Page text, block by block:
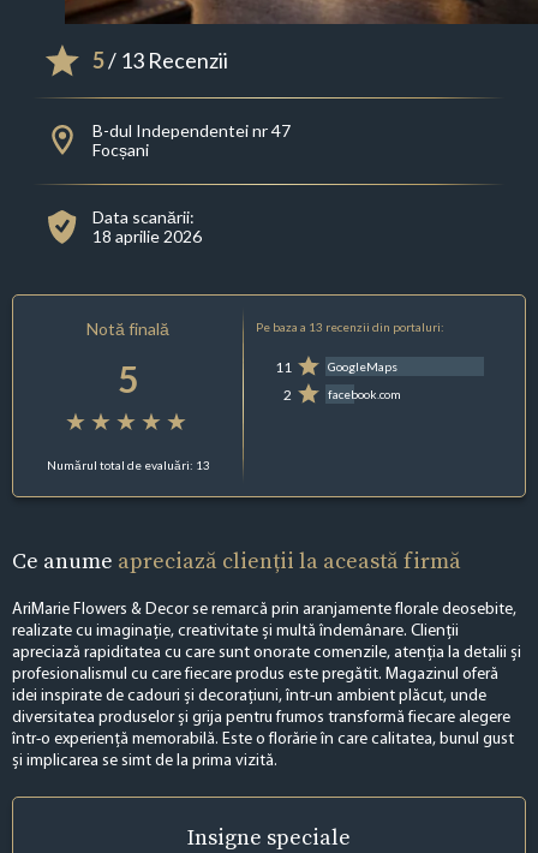
5/ 13 Recenzii
B-dul Independentei nr 47
Focșani
Data scanării:
18 aprilie 2026
Notă finală
5
Numărul total de evaluări: 13
Pe baza a 13 recenzii din portaluri:
11 GoogleMaps
2 facebook.com
Ce anume apreciază clienții la această firmă
AriMarie Flowers & Decor se remarcă prin aranjamente florale deosebite,
realizate cu imaginație, creativitate și multă îndemânare. Clienții
apreciază rapiditatea cu care sunt onorate comenzile, atenția la detalii și
profesionalismul cu care fiecare produs este pregătit. Magazinul oferă
idei inspirate de cadouri și decorațiuni, într-un ambient plăcut, unde
diversitatea produselor și grija pentru frumos transformă fiecare alegere
într-o experiență memorabilă. Este o florărie în care calitatea, bunul gust
și implicarea se simt de la prima vizită.
Insigne speciale